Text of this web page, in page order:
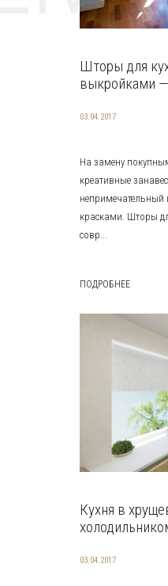
Шторы для
выкройками
03.04.2017
На замену
креативные
непримечательный
красками. Шторы
совр...
ПОДРОБНЕЕ
Кухня в
03.04.2017